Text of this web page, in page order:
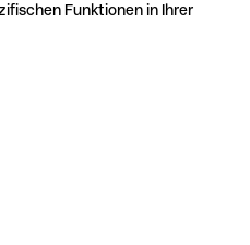
Funktionen in Ihrer